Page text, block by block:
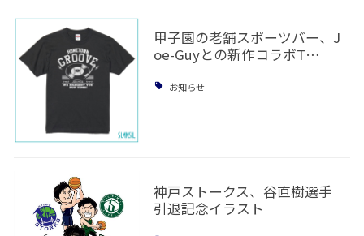
甲子園の老舗スポーツバー、J
oe-Guyとの新作コラボT…
お知らせ
神戸ストークス、谷直樹選手
引退記念イラスト